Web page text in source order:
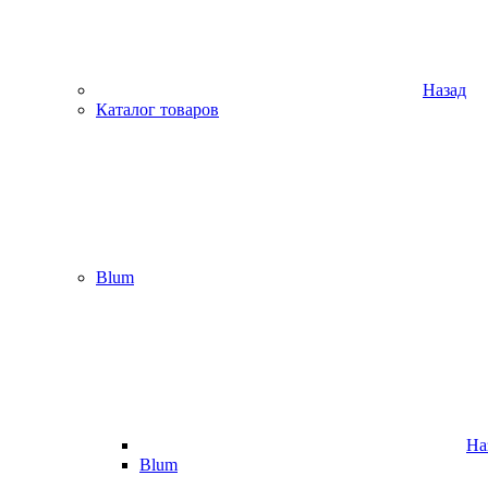
Назад
Каталог товаров
Blum
Blum